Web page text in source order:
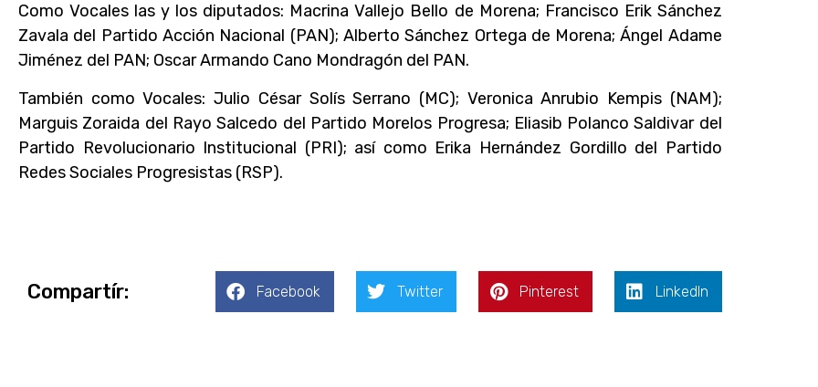
Como Vocales las y los diputados: Macrina Vallejo Bello de Morena; Francisco Erik Sánchez
Zavala del Partido Acción Nacional (PAN); Alberto Sánchez Ortega de Morena; Ángel Adame
Jiménez del PAN; Oscar Armando Cano Mondragón del PAN.
También como Vocales: Julio César Solís Serrano (MC); Veronica Anrubio Kempis (NAM);
Marguis Zoraida del Rayo Salcedo del Partido Morelos Progresa; Eliasib Polanco Saldivar del
Partido Revolucionario Institucional (PRI); así como Erika Hernández Gordillo del Partido
Redes Sociales Progresistas (RSP).
Compartír: Facebook Twitter Pinterest LinkedIn